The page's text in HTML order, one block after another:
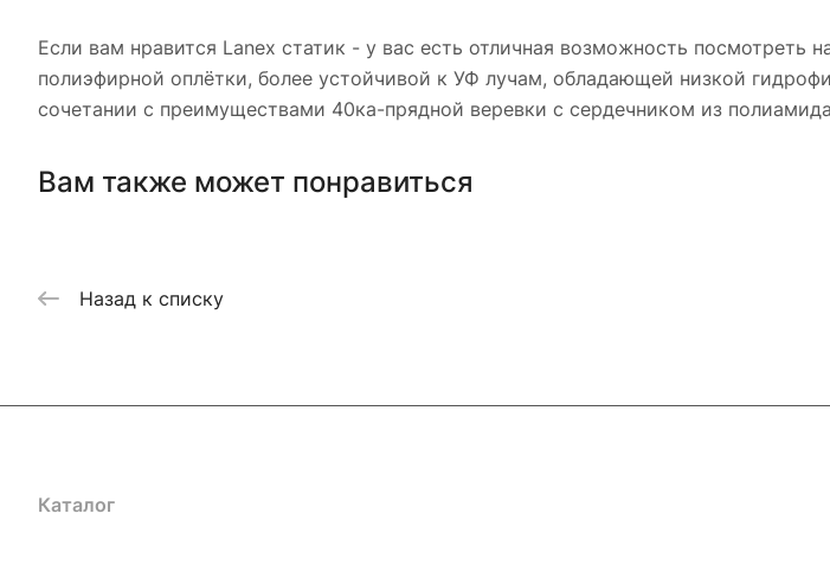
Если вам нравится Lanex статик - у вас есть отличная возможность посмотреть
полиэфирной оплётки, более устойчивой к УФ лучам, обладающей низкой
сочетании с преимуществами 40ка-прядной веревки с сердечником из
Вам также может понравиться
Назад к списку
Каталог